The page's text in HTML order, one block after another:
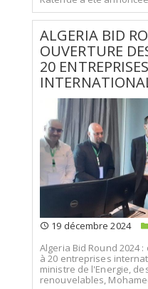
ALGERIA BID
OUVERTURE
20 ENTREPRISES
19 décembre 2024
Algeria Bid Round 2024
à 20 entreprises
ministre de l'Energie,
renouvelables,